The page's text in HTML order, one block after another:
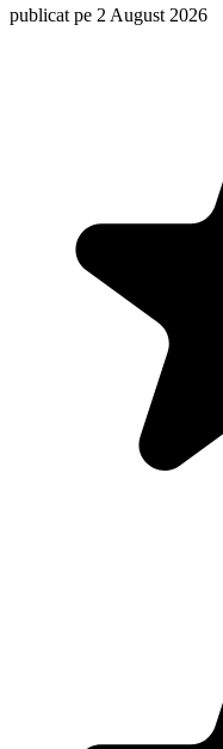
publicat pe 2 August 2026